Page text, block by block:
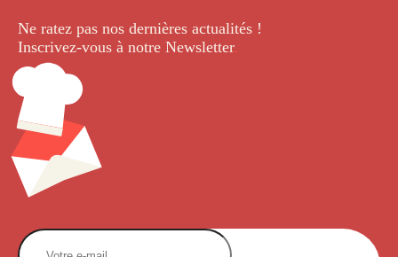
Ne ratez pas nos dernières actualités !
Inscrivez-vous à notre Newsletter.